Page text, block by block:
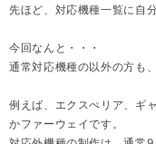
先ほど、対応機種一覧に自
今回なんと・・・
通常対応機種の以外の方も
例えば、エクスぺリア、ギ
かファーウェイです。